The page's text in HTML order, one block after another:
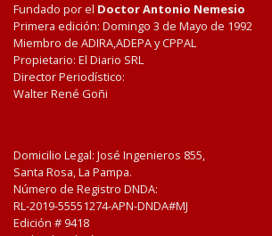
Fundado por el Doctor Antonio Nemesio
Primera edición: Domingo 3 de Mayo de 1992
Miembro de ADIRA,ADEPA y CPPAL
Propietario: El Diario SRL
Director Periodístico:
Walter René Goñi
Domicilio Legal: José Ingenieros 855,
Santa Rosa, La Pampa.
Número de Registro DNDA:
RL-2019-55551274-APN-DNDA#MJ
Edición # 9418